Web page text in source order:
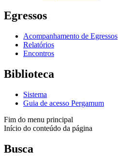
Egressos
Acompanhamento de Egressos
Relatórios
Encontros
Biblioteca
Sistema
Guia de acesso Pergamum
Fim do menu principal
Início do conteúdo da página
Busca